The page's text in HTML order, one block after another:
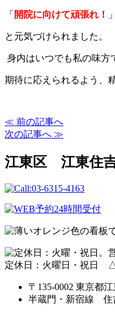
「 開院に向けて頑張れ！ 」
と元気づけられました。
身内はいつでも私の味方
期待に応えられるよう、
≪ 前の記事へ
次の記事へ ≫
江東区 江東住
定休日：火曜日・祝日
〒135-0002 東京都
半蔵門・新宿線 住